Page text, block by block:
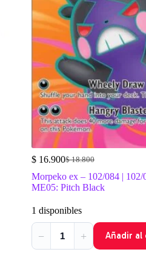
$18.800
El
precio
original
$ 18.800.
$ 16.900El
precio
actual
$ 16.900.
Morpeko ex – 102/084 |
ME05: Pitch Black
1 disponibles
− + Añadir al